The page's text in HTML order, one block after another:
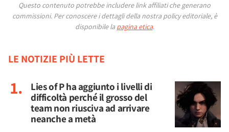
Questo contenuto potrebbe includere link affiliati che generano
commissioni. Per conoscere i dettagli della nostra policy editoriale, è
disponibile la pagina etica.
LE NOTIZIE PIÙ LETTE
Lies of P ha aggiunto i livelli di
difficoltà perché il grosso del
team non riusciva ad arrivare
neanche a metà